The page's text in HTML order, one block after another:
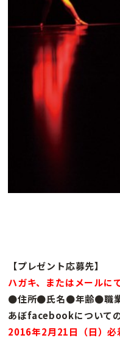
【プレゼント応募先】
ハガキ、またはメールにて
●住所●氏名●年齢●職業
あぼfacebookについての
2016年2月21日（日）必